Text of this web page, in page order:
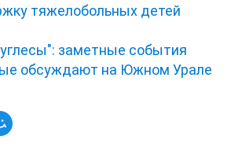
тяжелобольных детей
заметные события
обсуждают на Южном Урале